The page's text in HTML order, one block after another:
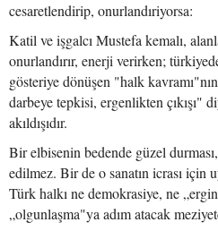
cesaretlendirip, onurlandıriyorsa:
Katil ve işgalcı Mustefa kemalı,
onurlandırır, enerji verirken;
gösteriye dönüşen "halk
darbeye tepkisi, ergenlikten çıkışı"
akıldışıdır.
Bir elbisenin bedende güzel
edilmez. Bir de o sanatın icrası için
Türk halkı ne demokrasiye, ne
„olgunlaşma"ya adım atacak